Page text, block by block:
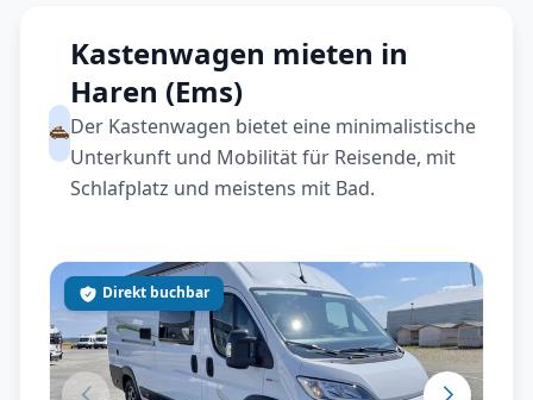
Kastenwagen mieten in
Haren (Ems)
Der Kastenwagen bietet eine minimalistische
Unterkunft und Mobilität für Reisende, mit
Schlafplatz und meistens mit Bad.
Direkt buchbar